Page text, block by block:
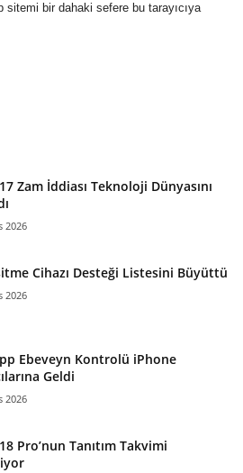
sitemi bir dahaki sefere bu tarayıcıya
Zam İddiası Teknoloji Dünyasını
2026
Cihazı Desteği Listesini Büyüttü
2026
Ebeveyn Kontrolü iPhone
Geldi
2026
Pro’nun Tanıtım Takvimi